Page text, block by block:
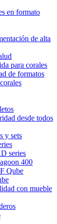
en formato
de alta
para corales
de formatos
desde todos
y sets
series
400
Qube
con mueble